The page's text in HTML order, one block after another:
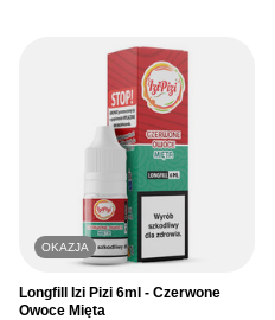
OKAZJA
Longfill Izi Pizi 6ml - Czerwone
Owoce Mięta